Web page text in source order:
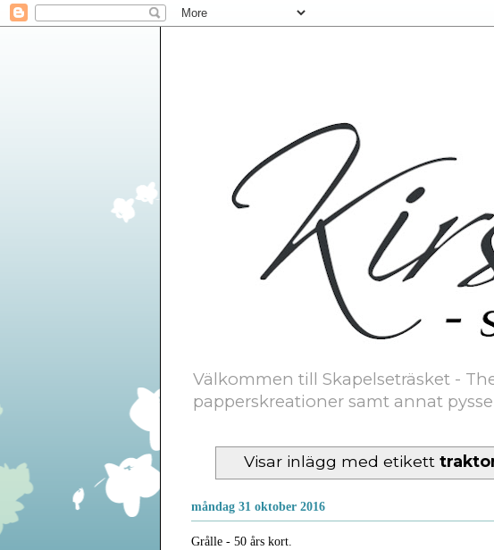
Välkommen till Skapelseträsket -
papperskreationer samt annat
Visar inlägg med etikett
måndag 31 oktober 2016
Grålle - 50 års kort.